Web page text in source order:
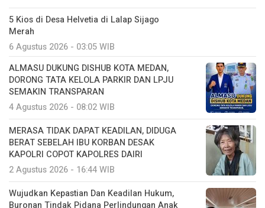
5 Kios di Desa Helvetia di Lalap Sijago
Merah
6 Agustus 2026 - 03:05 WIB
ALMASU DUKUNG DISHUB KOTA MEDAN,
DORONG TATA KELOLA PARKIR DAN LPJU
SEMAKIN TRANSPARAN
4 Agustus 2026 - 08:02 WIB
MERASA TIDAK DAPAT KEADILAN, DIDUGA
BERAT SEBELAH IBU KORBAN DESAK
KAPOLRI COPOT KAPOLRES DAIRI
2 Agustus 2026 - 16:44 WIB
Wujudkan Kepastian Dan Keadilan Hukum,
Buronan Tindak Pidana Perlindungan Anak